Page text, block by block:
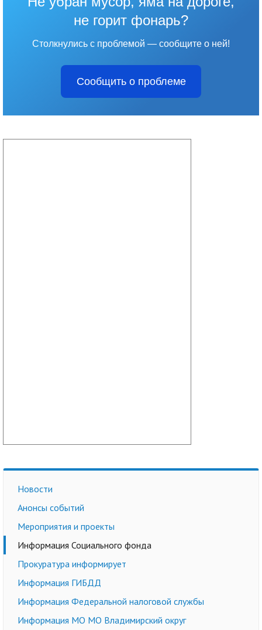
не горит фонарь?
Столкнулись с проблемой — сообщите о ней!
Сообщить о проблеме
Новости
Анонсы событий
Мероприятия и проекты
Информация Социального фонда
Прокуратура информирует
Информация ГИБДД
Информация Федеральной налоговой службы
Информация МО МО Владимирский округ